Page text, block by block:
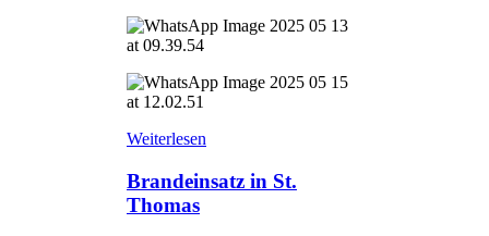
Weiterlesen
Brandeinsatz in St.
Thomas